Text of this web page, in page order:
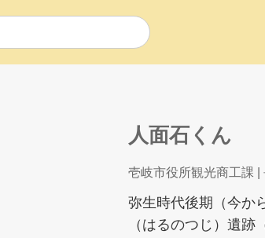
人面石くん
壱岐市役所観光商工課
弥生時代後期（今か
（はるのつじ）遺